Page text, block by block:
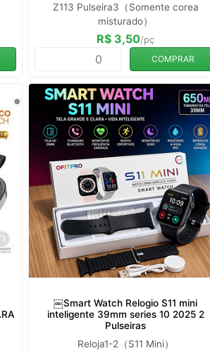
Z113 Pulseira3（Somente corea
misturado）
R$ 3,50/pç
COMPRAR
￼Smart Watch Relogio S11 mini
inteligente 39mm series 10 2025 2
Pulseiras
Reloja1-2（S11 Mini）